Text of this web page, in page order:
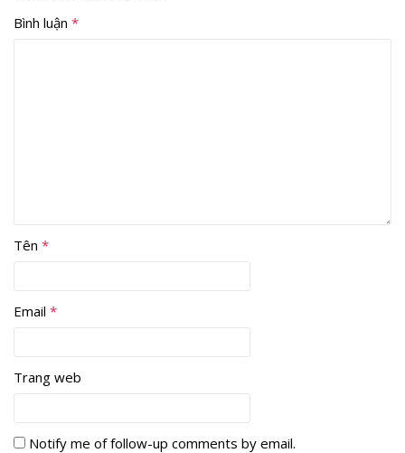
Bình luận *
Tên *
Email *
Trang web
Notify me of follow-up comments by email.